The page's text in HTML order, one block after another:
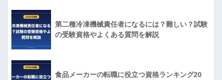
第二種冷凍機械責任者になるには？難しい？試験
の受験資格やよくある質問を解説
食品メーカーの転職に役立つ資格ランキング20